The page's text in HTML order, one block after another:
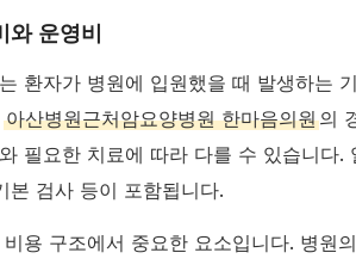
와 운영비
환자가 병원에 입원했을 때 발생하는
아산병원근처암요양병원 한마음의원의
필요한 치료에 따라 다를 수 있습니다.
본 검사 등이 포함됩니다.
용 구조에서 중요한 요소입니다. 병원